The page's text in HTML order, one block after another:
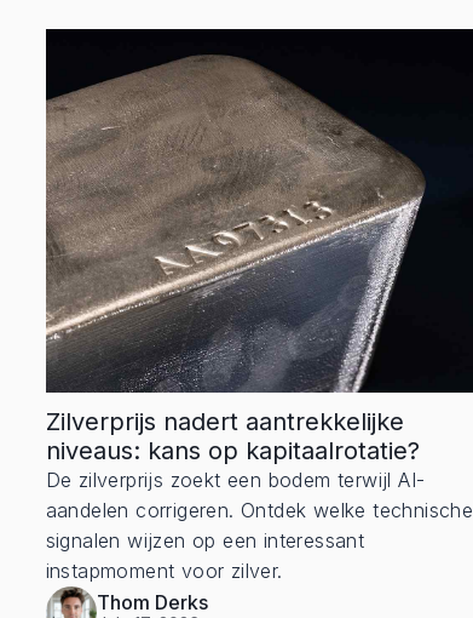
Zilverprijs nadert aantrekkelijke
niveaus: kans op kapitaalrotatie?
De zilverprijs zoekt een bodem terwijl AI-
aandelen corrigeren. Ontdek welke technische
signalen wijzen op een interessant
instapmoment voor zilver.
Thom Derks